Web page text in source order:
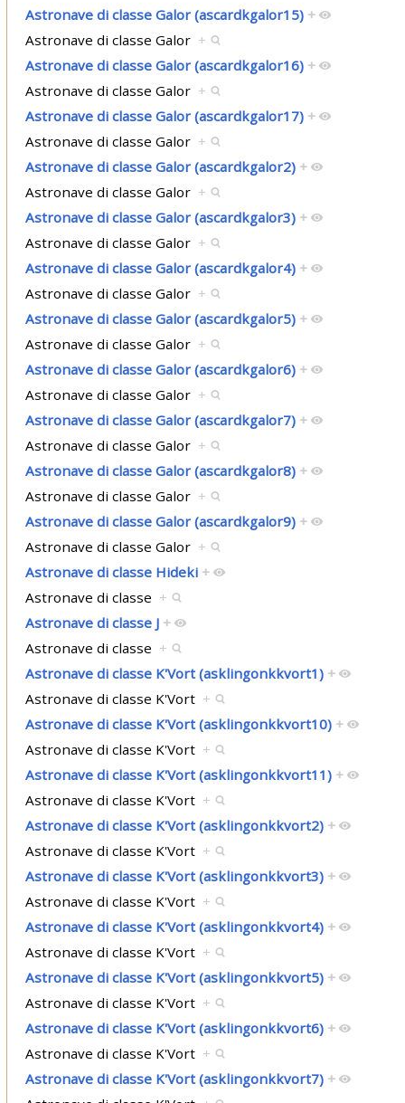
Astronave di classe Galor (ascardkgalor15) +
Astronave di classe Galor +
Astronave di classe Galor (ascardkgalor16) +
Astronave di classe Galor +
Astronave di classe Galor (ascardkgalor17) +
Astronave di classe Galor +
Astronave di classe Galor (ascardkgalor2) +
Astronave di classe Galor +
Astronave di classe Galor (ascardkgalor3) +
Astronave di classe Galor +
Astronave di classe Galor (ascardkgalor4) +
Astronave di classe Galor +
Astronave di classe Galor (ascardkgalor5) +
Astronave di classe Galor +
Astronave di classe Galor (ascardkgalor6) +
Astronave di classe Galor +
Astronave di classe Galor (ascardkgalor7) +
Astronave di classe Galor +
Astronave di classe Galor (ascardkgalor8) +
Astronave di classe Galor +
Astronave di classe Galor (ascardkgalor9) +
Astronave di classe Galor +
Astronave di classe Hideki +
Astronave di classe +
Astronave di classe J +
Astronave di classe +
Astronave di classe K'Vort (asklingonkkvort1) +
Astronave di classe K'Vort +
Astronave di classe K'Vort (asklingonkkvort10) +
Astronave di classe K'Vort +
Astronave di classe K'Vort (asklingonkkvort11) +
Astronave di classe K'Vort +
Astronave di classe K'Vort (asklingonkkvort2) +
Astronave di classe K'Vort +
Astronave di classe K'Vort (asklingonkkvort3) +
Astronave di classe K'Vort +
Astronave di classe K'Vort (asklingonkkvort4) +
Astronave di classe K'Vort +
Astronave di classe K'Vort (asklingonkkvort5) +
Astronave di classe K'Vort +
Astronave di classe K'Vort (asklingonkkvort6) +
Astronave di classe K'Vort +
Astronave di classe K'Vort (asklingonkkvort7) +